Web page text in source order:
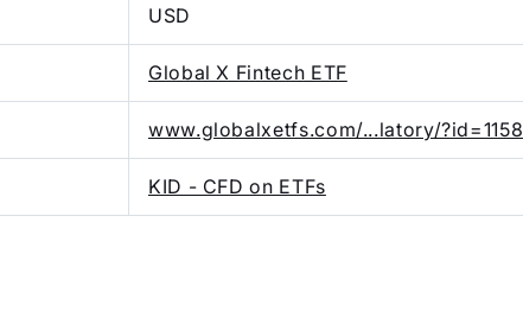
USD
Global X Fintech ETF
www.globalxetfs.com/...latory/?id=1158
KID - CFD on ETFs